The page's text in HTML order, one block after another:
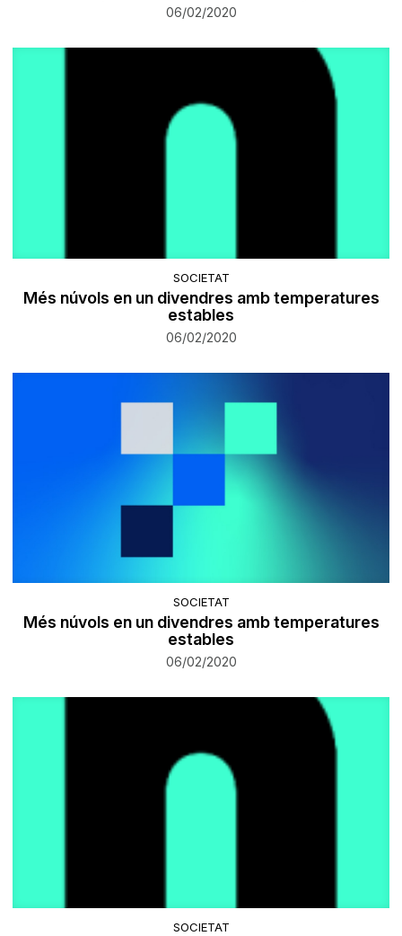
06/02/2020
SOCIETAT
Més núvols en un divendres amb temperatures
estables
06/02/2020
SOCIETAT
Més núvols en un divendres amb temperatures
estables
06/02/2020
SOCIETAT